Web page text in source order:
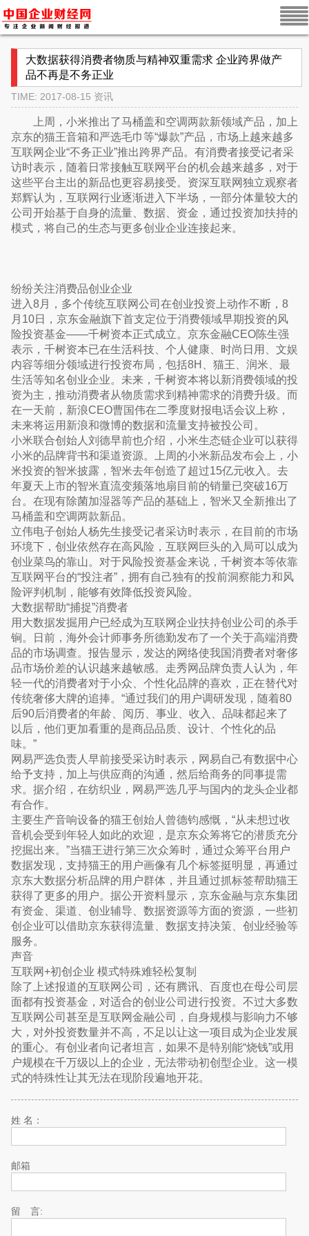
大数据获得消费者物质与精神双重需求 企业跨界做产
品不再是不务正业
TIME: 2017-08-15 资讯
上周，小米推出了马桶盖和空调两款新领域产品，加上
京东的猫王音箱和严选毛巾等“爆款”产品，市场上越来越多
互联网企业“不务正业”推出跨界产品。有消费者接受记者采
访时表示，随着日常接触互联网平台的机会越来越多，对于
这些平台主出的新品也更容易接受。资深互联网独立观察者
郑辉认为，互联网行业逐渐进入下半场，一部分体量较大的
公司开始基于自身的流量、数据、资金，通过投资加扶持的
模式，将自己的生态与更多创业企业连接起来。
纷纷关注消费品创业企业
进入8月，多个传统互联网公司在创业投资上动作不断，8
月10日，京东金融旗下首支定位于消费领域早期投资的风
险投资基金——千树资本正式成立。京东金融CEO陈生强
表示，千树资本已在生活科技、个人健康、时尚日用、文娱
内容等细分领域进行投资布局，包括8H、猫王、润米、最
生活等知名创业企业。未来，千树资本将以新消费领域的投
资为主，推动消费者从物质需求到精神需求的消费升级。而
在一天前，新浪CEO曹国伟在二季度财报电话会议上称，
未来将运用新浪和微博的数据和流量支持被投公司。
小米联合创始人刘德早前也介绍，小米生态链企业可以获得
小米的品牌背书和渠道资源。上周的小米新品发布会上，小
米投资的智米披露，智米去年创造了超过15亿元收入。去
年夏天上市的智米直流变频落地扇目前的销量已突破16万
台。在现有除菌加湿器等产品的基础上，智米又全新推出了
马桶盖和空调两款新品。
立伟电子创始人杨先生接受记者采访时表示，在目前的市场
环境下，创业依然存在高风险，互联网巨头的入局可以成为
创业菜鸟的靠山。对于风险投资基金来说，千树资本等依靠
互联网平台的“投注者”，拥有自己独有的投前洞察能力和风
险评判机制，能够有效降低投资风险。
大数据帮助“捕捉”消费者
用大数据发掘用户已经成为互联网企业扶持创业公司的杀手
锏。日前，海外会计师事务所德勤发布了一个关于高端消费
品的市场调查。报告显示，发达的网络使我国消费者对奢侈
品市场价差的认识越来越敏感。走秀网品牌负责人认为，年
轻一代的消费者对于小众、个性化品牌的喜欢，正在替代对
传统奢侈大牌的追捧。“通过我们的用户调研发现，随着80
后90后消费者的年龄、阅历、事业、收入、品味都起来了
以后，他们更加看重的是商品品质、设计、个性化的品
味。”
网易严选负责人早前接受采访时表示，网易自己有数据中心
给予支持，加上与供应商的沟通，然后给商务的同事提需
求。据介绍，在纺织业，网易严选几乎与国内的龙头企业都
有合作。
主要生产音响设备的猫王创始人曾德钧感慨，“从未想过收
音机会受到年轻人如此的欢迎，是京东众筹将它的潜质充分
挖掘出来。”当猫王进行第三次众筹时，通过众筹平台用户
数据发现，支持猫王的用户画像有几个标签挺明显，再通过
京东大数据分析品牌的用户群体，并且通过抓标签帮助猫王
获得了更多的用户。据公开资料显示，京东金融与京东集团
有资金、渠道、创业辅导、数据资源等方面的资源，一些初
创企业可以借助京东获得流量、数据支持决策、创业经验等
服务。
声音
互联网+初创企业 模式特殊难轻松复制
除了上述报道的互联网公司，还有腾讯、百度也在母公司层
面都有投资基金，对适合的创业公司进行投资。不过大多数
互联网公司甚至是互联网金融公司，自身规模与影响力不够
大，对外投资数量并不高，不足以让这一项目成为企业发展
的重心。有创业者向记者坦言，如果不是特别能“烧钱”或用
户规模在千万级以上的企业，无法带动初创型企业。这一模
式的特殊性让其无法在现阶段遍地开花。
姓 名：
邮箱
留 言: